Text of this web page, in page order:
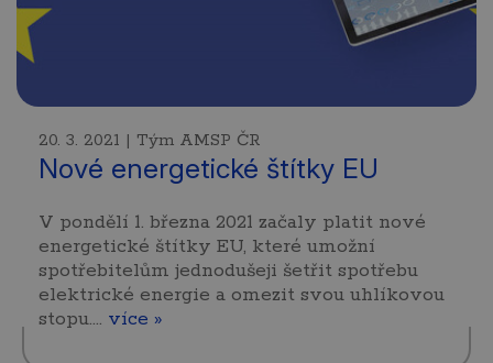
20. 3. 2021 | Tým AMSP ČR
Nové energetické štítky EU
V pondělí 1. března 2021 začaly platit nové
energetické štítky EU, které umožní
spotřebitelům jednodušeji šetřit spotřebu
elektrické energie a omezit svou uhlíkovou
stopu.… více »